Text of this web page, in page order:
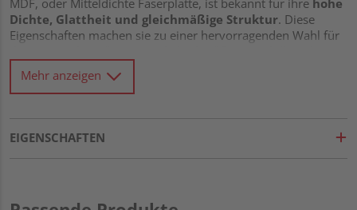
MDF, oder Mitteldichte Faserplatte, ist bekannt für ihre hohe
Dichte, Glattheit und gleichmäßige Struktur. Diese
Eigenschaften machen sie zu einer hervorragenden Wahl für
Projekten suchen. Sie bietet eine hervorragende Basis für
viele Arten von Oberflächenbehandlungen, einschließlich
Lackieren, Beizen oder Furnieren.
Verbindung. Dies bedeutet, dass sie ohne Nut und Feder
eine zusätzliche Verarbeitung erfordert, ermöglicht es Ihnen,
Mehr anzeigen
EIGENSCHAFTEN